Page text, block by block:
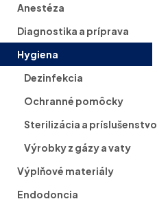
Anestéza
Diagnostika a príprava
Hygiena
Dezinfekcia
Ochranné pomôcky
Sterilizácia a príslušenstvo
Výrobky z gázy a vaty
Výplňové materiály
Endodoncia